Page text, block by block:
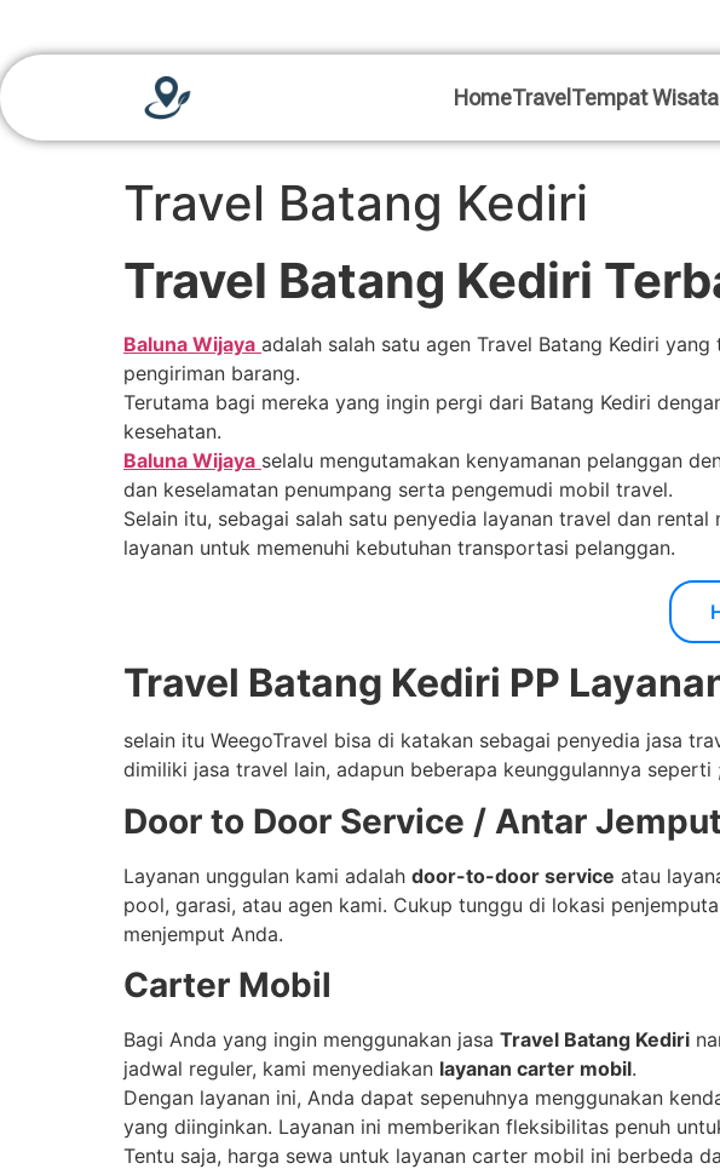
HomeTravelTempat Wisata
Travel Batang Kediri
Travel Batang Kediri
Baluna Wijaya adalah salah satu agen Travel Batang Kediri
pengiriman barang.
Terutama bagi mereka yang ingin pergi dari Batang Kediri
kesehatan.
Baluna Wijaya selalu mengutamakan kenyamanan pelanggan
dan keselamatan penumpang serta pengemudi mobil travel.
Selain itu, sebagai salah satu penyedia layanan travel dan
layanan untuk memenuhi kebutuhan transportasi pelanggan.
Travel Batang Kediri PP
selain itu WeegoTravel bisa di katakan sebagai penyedia jasa
dimiliki jasa travel lain, adapun beberapa keunggulannya seperti
Door to Door Service / Antar Jemput
Layanan unggulan kami adalah door-to-door service atau
pool, garasi, atau agen kami. Cukup tunggu di lokasi
menjemput Anda.
Carter Mobil
Bagi Anda yang ingin menggunakan jasa Travel Batang Kediri
jadwal reguler, kami menyediakan layanan carter mobil.
Dengan layanan ini, Anda dapat sepenuhnya menggunakan
yang diinginkan. Layanan ini memberikan fleksibilitas penuh
Tentu saja, harga sewa untuk layanan carter mobil ini berbeda